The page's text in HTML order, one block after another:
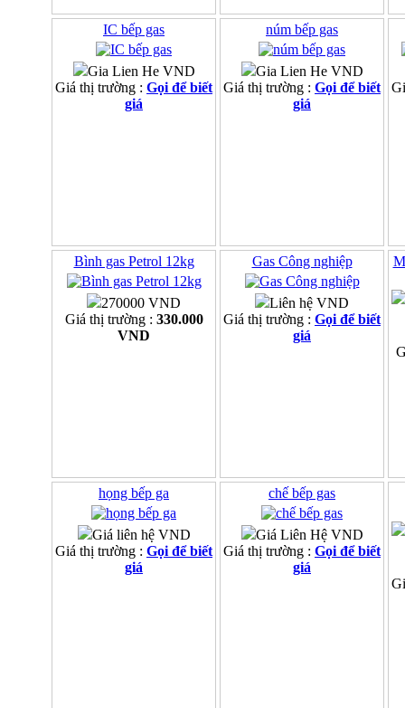
IC bếp gas
Gia Lien He VND
Giá thị trường : Gọi để biết
giá
núm bếp gas
Gia Lien He VND
Giá thị trường : Gọi để biết
giá
Bình gas Petrol 12kg
270000 VND
Giá thị trường : 330.000
VND
Gas Công nghiệp
Liên hệ VND
Giá thị trường : Gọi để biết
giá
họng bếp ga
Giá liên hệ VND
Giá thị trường : Gọi để biết
giá
chế bếp gas
Giá Liên Hệ VND
Giá thị trường : Gọi để biết
giá